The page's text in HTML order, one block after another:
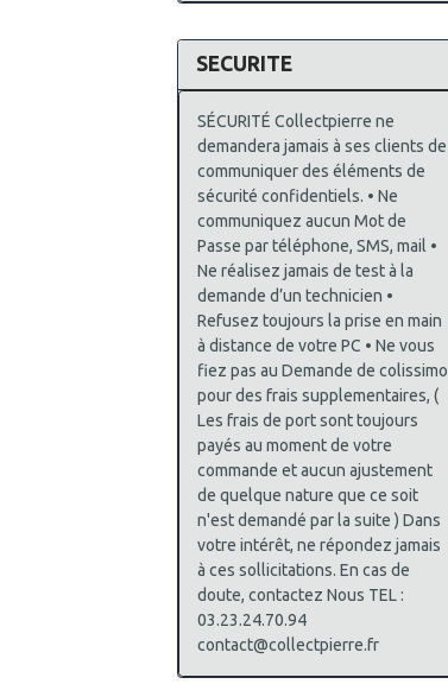
SECURITE
SÉCURITÉ Collectpierre ne
demandera jamais à ses clients de
communiquer des éléments de
sécurité confidentiels. • Ne
communiquez aucun Mot de
Passe par téléphone, SMS, mail •
Ne réalisez jamais de test à la
demande d’un technicien •
Refusez toujours la prise en main
à distance de votre PC • Ne vous
fiez pas au Demande de colissimo
pour des frais supplementaires, (
Les frais de port sont toujours
payés au moment de votre
commande et aucun ajustement
de quelque nature que ce soit
n'est demandé par la suite ) Dans
votre intérêt, ne répondez jamais
à ces sollicitations. En cas de
doute, contactez Nous TEL :
03.23.24.70.94
contact@collectpierre.fr